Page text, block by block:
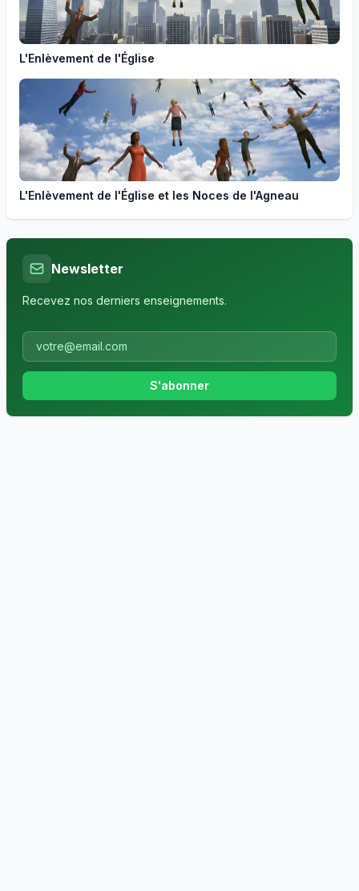
L'Enlèvement de l'Église
L'Enlèvement de l'Église et les Noces de l'Agneau
Newsletter
Recevez nos derniers enseignements.
S'abonner